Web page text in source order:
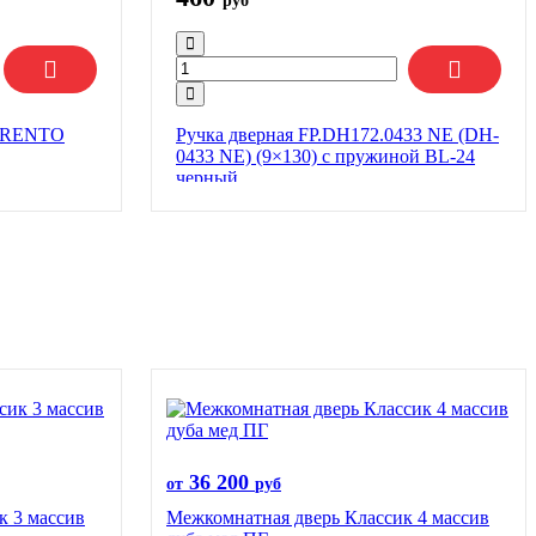
Ручка дверная FP.DH172.0433 NE (DH-
0433 NE) (9×130) с пружиной BL-24
черный
3 массив
от 36 200 руб
Межкомнатная дверь Классик 4 массив